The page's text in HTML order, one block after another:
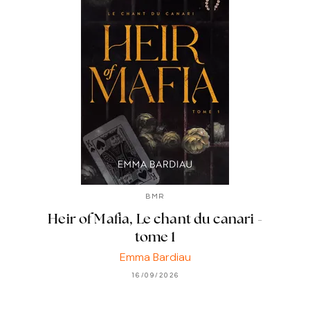
BMR
Heir of Mafia, Le chant du canari -
tome 1
Emma Bardiau
16/09/2026